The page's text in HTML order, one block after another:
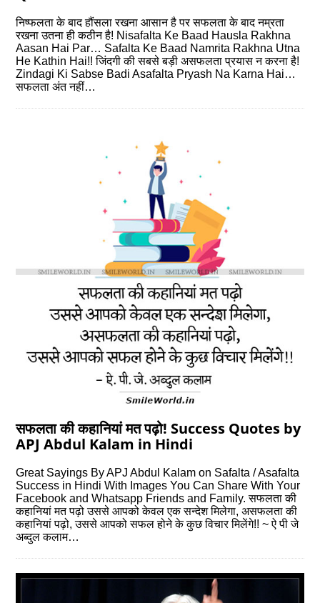
निष्फलता के बाद हौंसला रखना आसान है पर सफलता के बाद नम्रता
रखना उतना ही कठीन है! Nisafalta Ke Baad Hausla Rakhna
Aasan Hai Par… Safalta Ke Baad Namrita Rakhna Utna
He Kathin Hai!! जिंदगी की सबसे बड़ी असफलता प्रयास न करना है!
Zindagi Ki Sabse Badi Asafalta Pryash Na Karna Hai…
सफलता अंत नहीं…
सफलता की कहानियां मत पढ़ो! Success Quotes by
APJ Abdul Kalam in Hindi
Great Sayings By APJ Abdul Kalam on Safalta / Asafalta
Success in Hindi With Images You Can Share With Your
Facebook and Whatsapp Friends and Family. सफलता की
कहानियां मत पढ़ो उससे आपको केवल एक सन्देश मिलेगा, असफलता की
कहानियां पढ़ो, उससे आपको सफल होने के कुछ विचार मिलेंगे!! ~ ऐ पी जे
अब्दुल कलाम…